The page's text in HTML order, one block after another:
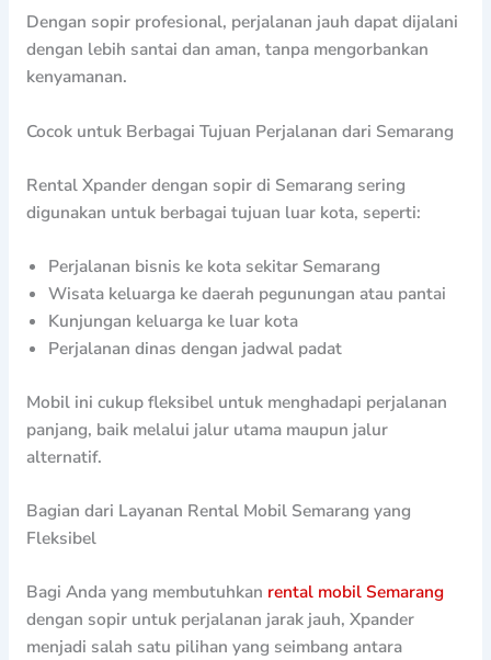
Dengan sopir profesional, perjalanan jauh dapat dijalani
dengan lebih santai dan aman, tanpa mengorbankan
kenyamanan.
Cocok untuk Berbagai Tujuan Perjalanan dari Semarang
Rental Xpander dengan sopir di Semarang sering
digunakan untuk berbagai tujuan luar kota, seperti:
Perjalanan bisnis ke kota sekitar Semarang
Wisata keluarga ke daerah pegunungan atau pantai
Kunjungan keluarga ke luar kota
Perjalanan dinas dengan jadwal padat
Mobil ini cukup fleksibel untuk menghadapi perjalanan
panjang, baik melalui jalur utama maupun jalur
alternatif.
Bagian dari Layanan Rental Mobil Semarang yang
Fleksibel
Bagi Anda yang membutuhkan rental mobil Semarang
dengan sopir untuk perjalanan jarak jauh, Xpander
menjadi salah satu pilihan yang seimbang antara